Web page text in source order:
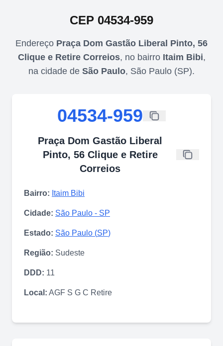
CEP 04534-959
Endereço Praça Dom Gastão Liberal Pinto, 56
Clique e Retire Correios, no bairro Itaim Bibi,
na cidade de São Paulo, São Paulo (SP).
04534-959
Praça Dom Gastão Liberal
Pinto, 56 Clique e Retire
Correios
Bairro: Itaim Bibi
Cidade: São Paulo - SP
Estado: São Paulo (SP)
Região: Sudeste
DDD: 11
Local: AGF S G C Retire